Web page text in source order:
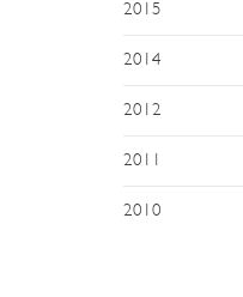
2015
2014
2012
2011
2010